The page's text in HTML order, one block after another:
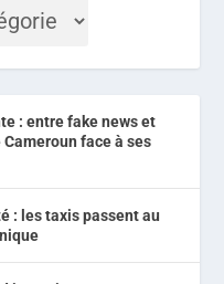
: entre fake news et
face à ses
: les taxis passent au